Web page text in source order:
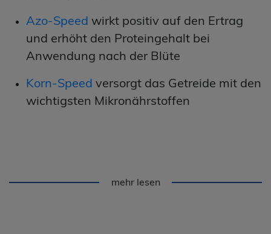
Azo-Speed wirkt positiv auf den Ertrag
und erhöht den Proteingehalt bei
Anwendung nach der Blüte
Korn-Speed versorgt das Getreide mit den
wichtigsten Mikronährstoffen
mehr lesen